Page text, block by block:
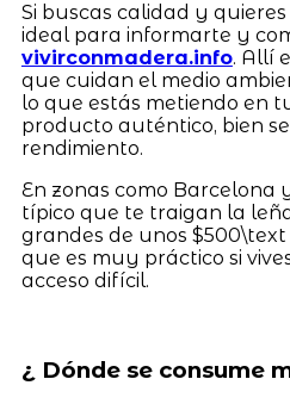
Si buscas calidad y
ideal para informarte y
vivirconmadera.info. Allí
que cuidan el medio
lo que estás metiendo en
producto auténtico, bien
rendimiento.
En zonas como Barcelona
típico que te traigan la
grandes de unos
que es muy práctico si
acceso difícil.
¿ Dónde se consume